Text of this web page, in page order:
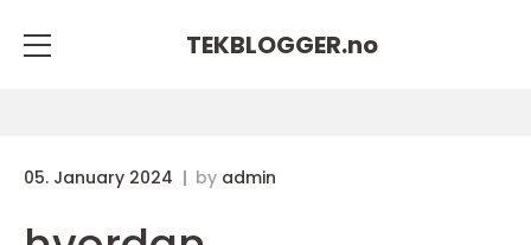
TEKBLOGGER.no
05. January 2024 by admin